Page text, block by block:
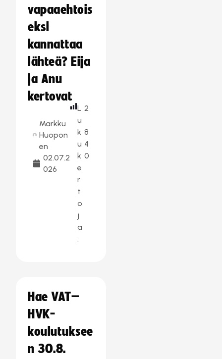
vapaaehtois
eksi
kannattaa
lähteä? Eija
ja Anu
kertovat
Markku
Huopon
en
02.07.2
026
L
u
k
u
k
e
r
t
o
j
a
:
2
8
4
0
Hae VAT–
HVK-
koulutuksee
n 30.8.